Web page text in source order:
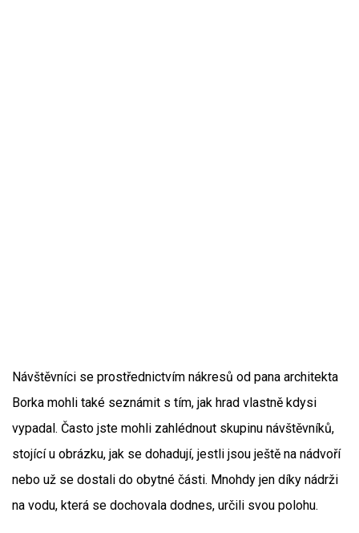
Návštěvníci se prostřednictvím nákresů od pana architekta
Borka mohli také seznámit s tím, jak hrad vlastně kdysi
vypadal. Často jste mohli zahlédnout skupinu návštěvníků,
stojící u obrázku, jak se dohadují, jestli jsou ještě na nádvoří
nebo už se dostali do obytné části. Mnohdy jen díky nádrži
na vodu, která se dochovala dodnes, určili svou polohu.